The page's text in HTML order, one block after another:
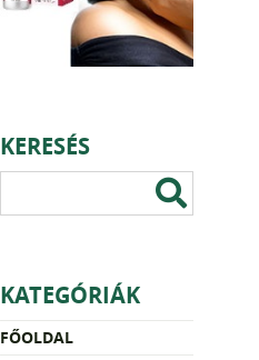
KERESÉS
KATEGÓRIÁK
FŐOLDAL